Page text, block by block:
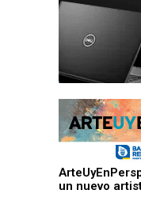
un nuevo